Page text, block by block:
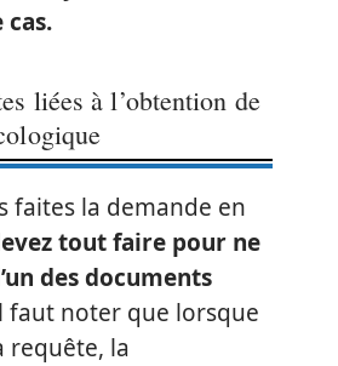
cas.
liées à l’obtention de
faites la demande en
tout faire pour ne
des documents
faut noter que lorsque
requête, la